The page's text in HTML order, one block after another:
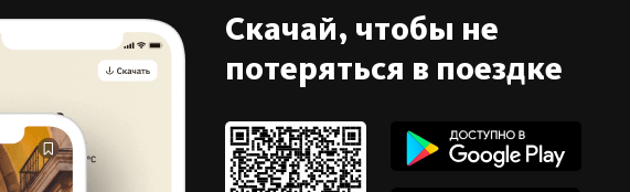
Скачай, чтобы не
потеряться в поездке